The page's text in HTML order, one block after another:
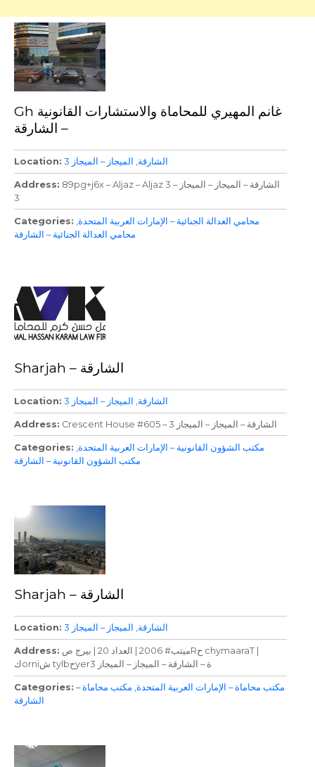
Gh غانم المهيري للمحاماة والاستشارات القانونية
– الشارقة
Location الشارقة الميجاز – الميجاز 3
Address 89pg+j6x – Aljaz – Aljaz 3 – الشارقة – الميجاز – الميجاز
3
Categories
محامي العدالة الجنائية – الإمارات العربية المتحدة
محامي العدالة الجنائية – الشارقة
Sharjah – الشارقة
Location الشارقة الميجاز – الميجاز 3
Address Crescent House #605 – الشارقة – الميجاز – الميجاز 3
Categories
مكتب الشؤون القانونية – الإمارات العربية المتحدة
مكتب الشؤون القانونية – الشارقة
Sharjah – الشارقة
Location الشارقة الميجاز – الميجاز 3
Address ميتب# 2006 | العداد 20 | بيرج صRح chymaaraT |
كorniش tylbحyerة – الشارقة – الميجاز – الميجاز 3
Categories مكتب محاماة – الإمارات العربية المتحدة مكتب محاماة –
الشارقة